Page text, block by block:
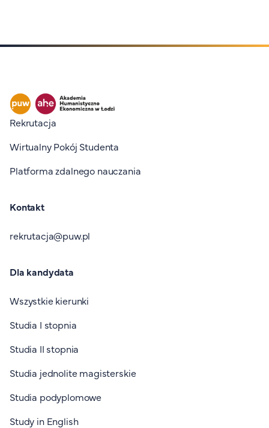
Stopka I
Rekrutacja
Wirtualny Pokój Studenta
Platforma zdalnego nauczania
Kontakt
rekrutacja@puw.pl
Dla kandydata
Wszystkie kierunki
Studia I stopnia
Studia II stopnia
Studia jednolite magisterskie
Studia podyplomowe
Study in English